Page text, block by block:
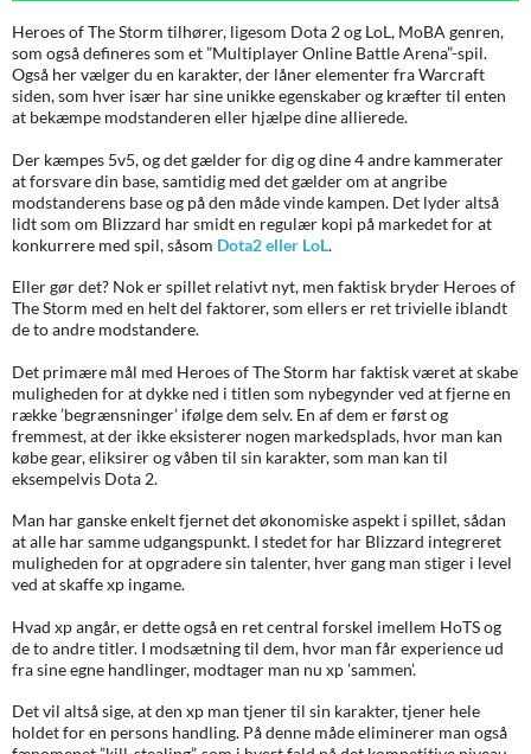
Heroes of The Storm tilhører, ligesom Dota 2 og LoL, MoBA genren,
som også defineres som et ”Multiplayer Online Battle Arena”-spil.
Også her vælger du en karakter, der låner elementer fra Warcraft
siden, som hver især har sine unikke egenskaber og kræfter til enten
at bekæmpe modstanderen eller hjælpe dine allierede.
Der kæmpes 5v5, og det gælder for dig og dine 4 andre kammerater
at forsvare din base, samtidig med det gælder om at angribe
modstanderens base og på den måde vinde kampen. Det lyder altså
lidt som om Blizzard har smidt en regulær kopi på markedet for at
konkurrere med spil, såsom Dota2eller LoL.
Eller gør det? Nok er spillet relativt nyt, men faktisk bryder Heroes of
The Storm med en helt del faktorer, som ellers er ret trivielle iblandt
de to andre modstandere.
Det primære mål med Heroes of The Storm har faktisk været at skabe
muligheden for at dykke ned i titlen som nybegynder ved at fjerne en
række ’begrænsninger’ ifølge dem selv. En af dem er først og
fremmest, at der ikke eksisterer nogen markedsplads, hvor man kan
købe gear, eliksirer og våben til sin karakter, som man kan til
eksempelvis Dota 2.
Man har ganske enkelt fjernet det økonomiske aspekt i spillet, sådan
at alle har samme udgangspunkt. I stedet for har Blizzard integreret
muligheden for at opgradere sin talenter, hver gang man stiger i level
ved at skaffe xp ingame.
Hvad xp angår, er dette også en ret central forskel imellem HoTS og
de to andre titler. I modsætning til dem, hvor man får experience ud
fra sine egne handlinger, modtager man nu xp ’sammen’.
Det vil altså sige, at den xp man tjener til sin karakter, tjener hele
holdet for en persons handling. På denne måde eliminerer man også